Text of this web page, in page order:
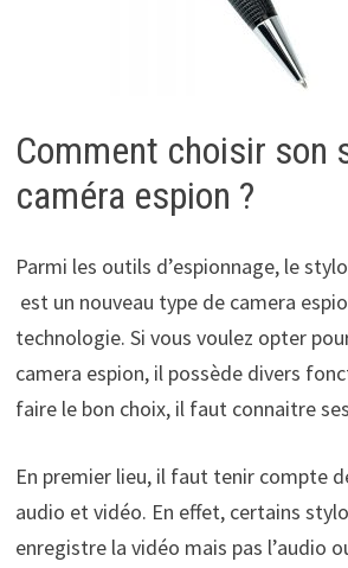
Comment choisir son
caméra espion ?
Parmi les outils d’espionnage, le
est un nouveau type de camera
technologie. Si vous voulez opter
camera espion, il possède divers
faire le bon choix, il faut connaitre
En premier lieu, il faut tenir compte
audio et vidéo. En effet, certains
enregistre la vidéo mais pas l’audio